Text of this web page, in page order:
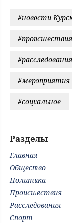
#новости
#расследования
#мероприятия
#социальное
Разделы
Главная
Общество
Политика
Происшествия
Расследования
Спорт